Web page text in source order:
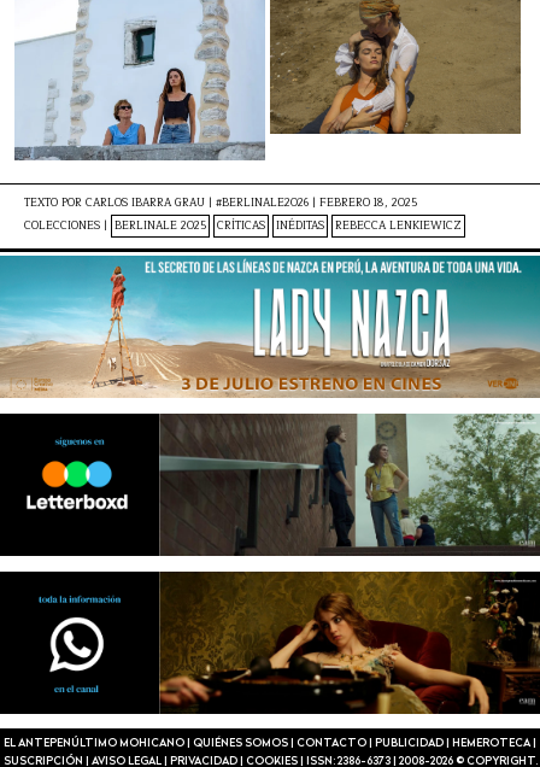
TEXTO POR CARLOS IBARRA GRAU | #BERLINALE2026 | FEBRERO 18, 2025
COLECCIONES | BERLINALE 2025 CRÍTICAS INÉDITAS REBECCA LENKIEWICZ
EL ANTEPENÚLTIMO MOHICANO QUIÉNES SOMOS CONTACTO PUBLICIDAD HEMEROTECA|
SUSCRIPCIÓN
AVISO LEGAL| PRIVACIDAD| COOKIES| ISSN: 2386-6373| 2008-2026 © COPYRIGHT.